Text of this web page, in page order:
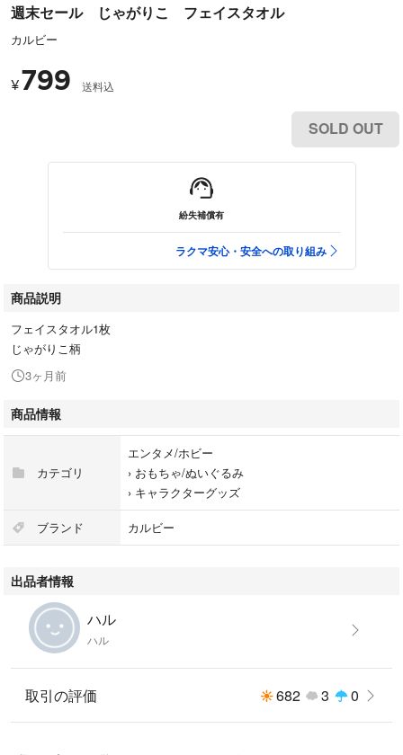
週末セール じゃがりこ フェイスタオル
カルビー
¥799 送料込
SOLD OUT
紛失補償有
ラクマ安心・安全への取り組み
商品説明
フェイスタオル1枚
じゃがりこ柄
3ヶ月前
商品情報
カテゴリ
エンタメ/ホビー
› おもちゃ/ぬいぐるみ
› キャラクターグッズ
ブランド カルビー
出品者情報
ハル
ハル
取引の評価 682 3 0